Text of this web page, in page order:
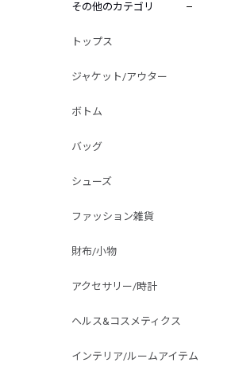
その他のカテゴリ
トップス
ジャケット/アウター
ボトム
バッグ
シューズ
ファッション雑貨
財布/小物
アクセサリー/時計
ヘルス&コスメティクス
インテリア/ルームアイテム